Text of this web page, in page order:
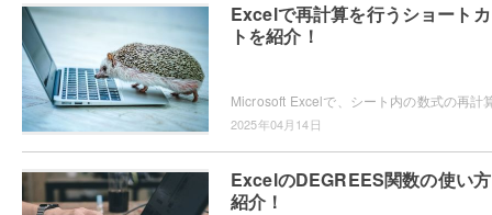
Excelで再計算を行うショート
トを紹介！
2025年04月14日
ExcelのDEGREES関数の使い
紹介！